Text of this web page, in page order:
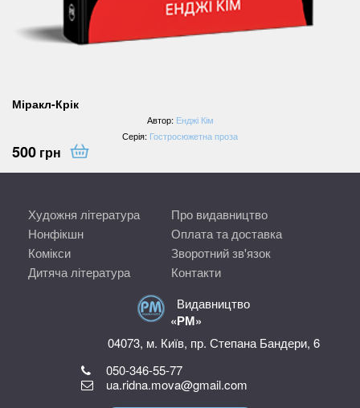
Міракл-Крік
Автор: Енджі Кім
Серія: Гостросюжетна проза
500 грн
Художня література
Нонфікшн
Комікси
Дитяча література
Про видавництво
Оплата та доставка
Зворотний зв'язок
Контакти
Видавництво
«РМ»
04073, м. Київ, пр. Степана Бандери, 6
050-346-55-77
ua.ridna.mova@gmail.com